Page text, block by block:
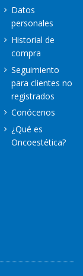
Datos
personales
Historial de
compra
Seguimiento
para clientes no
registrados
Conócenos
¿Qué es
Oncoestética?